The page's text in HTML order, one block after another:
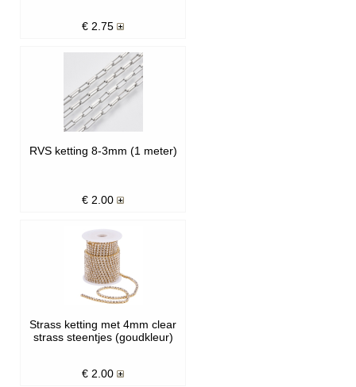
€ 2.75
RVS ketting 8-3mm (1 meter)
€ 2.00
Strass ketting met 4mm clear
strass steentjes (goudkleur)
€ 2.00